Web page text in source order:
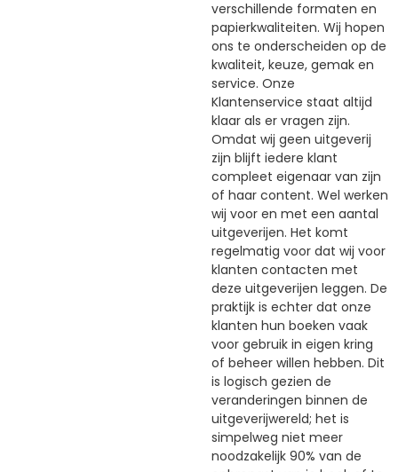
verschillende formaten en
papierkwaliteiten. Wij hopen
ons te onderscheiden op de
kwaliteit, keuze, gemak en
service. Onze
Klantenservice staat altijd
klaar als er vragen zijn.
Omdat wij geen uitgeverij
zijn blijft iedere klant
compleet eigenaar van zijn
of haar content. Wel werken
wij voor en met een aantal
uitgeverijen. Het komt
regelmatig voor dat wij voor
klanten contacten met
deze uitgeverijen leggen. De
praktijk is echter dat onze
klanten hun boeken vaak
voor gebruik in eigen kring
of beheer willen hebben. Dit
is logisch gezien de
veranderingen binnen de
uitgeverijwereld; het is
simpelweg niet meer
noodzakelijk 90% van de